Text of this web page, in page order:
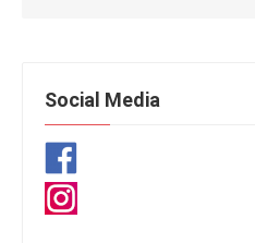
Social Media